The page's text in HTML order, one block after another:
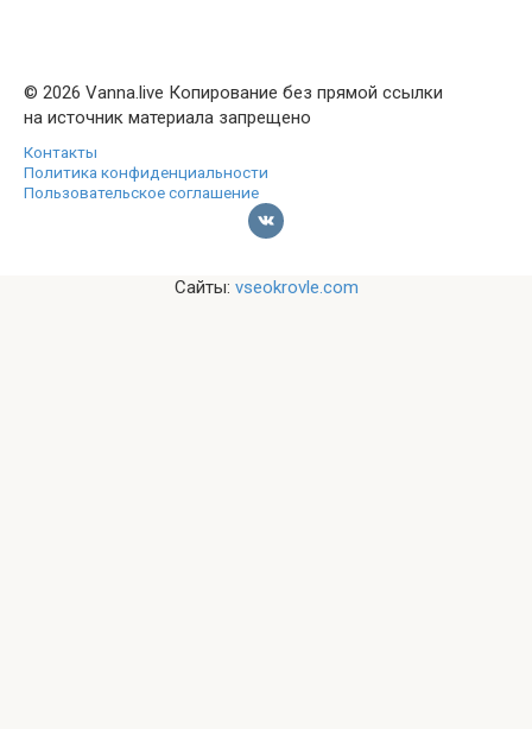
© 2026 Vanna.live Копирование без прямой ссылки
на источник материала запрещено
Контакты
Политика конфиденциальности
Пользовательское соглашение
Сайты: vseokrovle.com